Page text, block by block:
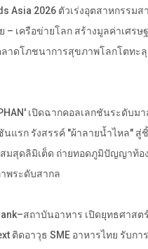
Asia 2026 ตัวเร่งอุตสาหกรรมส
– เครือข่ายโลก สร้างมูลค่าเศรษ
าดโภชนาการสุขภาพโลกโตทะ
เปิดฉากคอลเลกชันระดับม
นแรก รังสรรค์ "ผ้าลายน้ำไหล" สู่
มสุดลิมิเต็ด ถ่ายทอดภูมิปัญญาท้อ
พระดับสากล
สถาบันอาหาร เปิดยุทธศาสตร์
ติดอาวุธ SME อาหารไทย รับก